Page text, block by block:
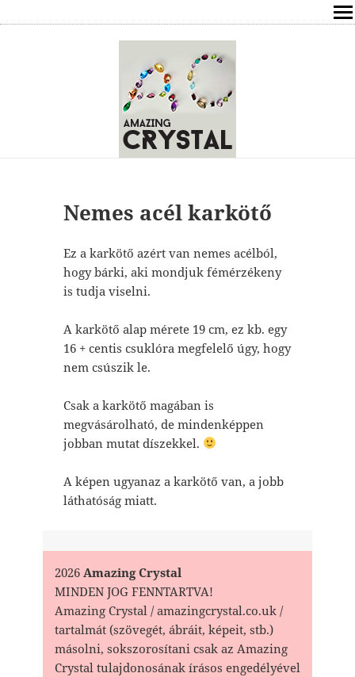
ÍRÁSOK
ÁSVÁNYOK HATÁSAI
ELÉRHETŐSÉG
FREE
Nemes acél karkötő
Ez a karkötő azért van nemes acélból,
hogy bárki, aki mondjuk fémérzékeny
is tudja viselni.
A karkötő alap mérete 19 cm, ez kb. egy
16 + centis csuklóra megfelelő úgy, hogy
nem csúszik le.
Csak a karkötő magában is
megvásárolható, de mindenképpen
jobban mutat díszekkel.
A képen ugyanaz a karkötő van, a jobb
láthatóság miatt.
2026Amazing Crystal
MINDEN JOG FENNTARTVA!
Amazing Crystal / amazingcrystal.co.uk /
tartalmát (szövegét, ábráit, képeit, stb.)
másolni, sokszorosítani csak az Amazing
Crystal tulajdonosának írásos engedélyével